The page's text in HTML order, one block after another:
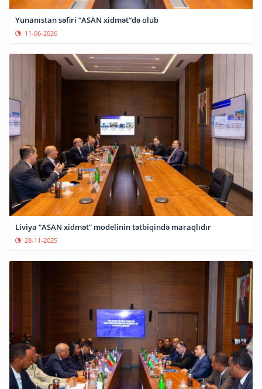
Yunanıstan səfiri “ASAN xidmət”də olub
11-06-2026
Liviya “ASAN xidmət” modelinin tətbiqində maraqlıdır
28-11-2025